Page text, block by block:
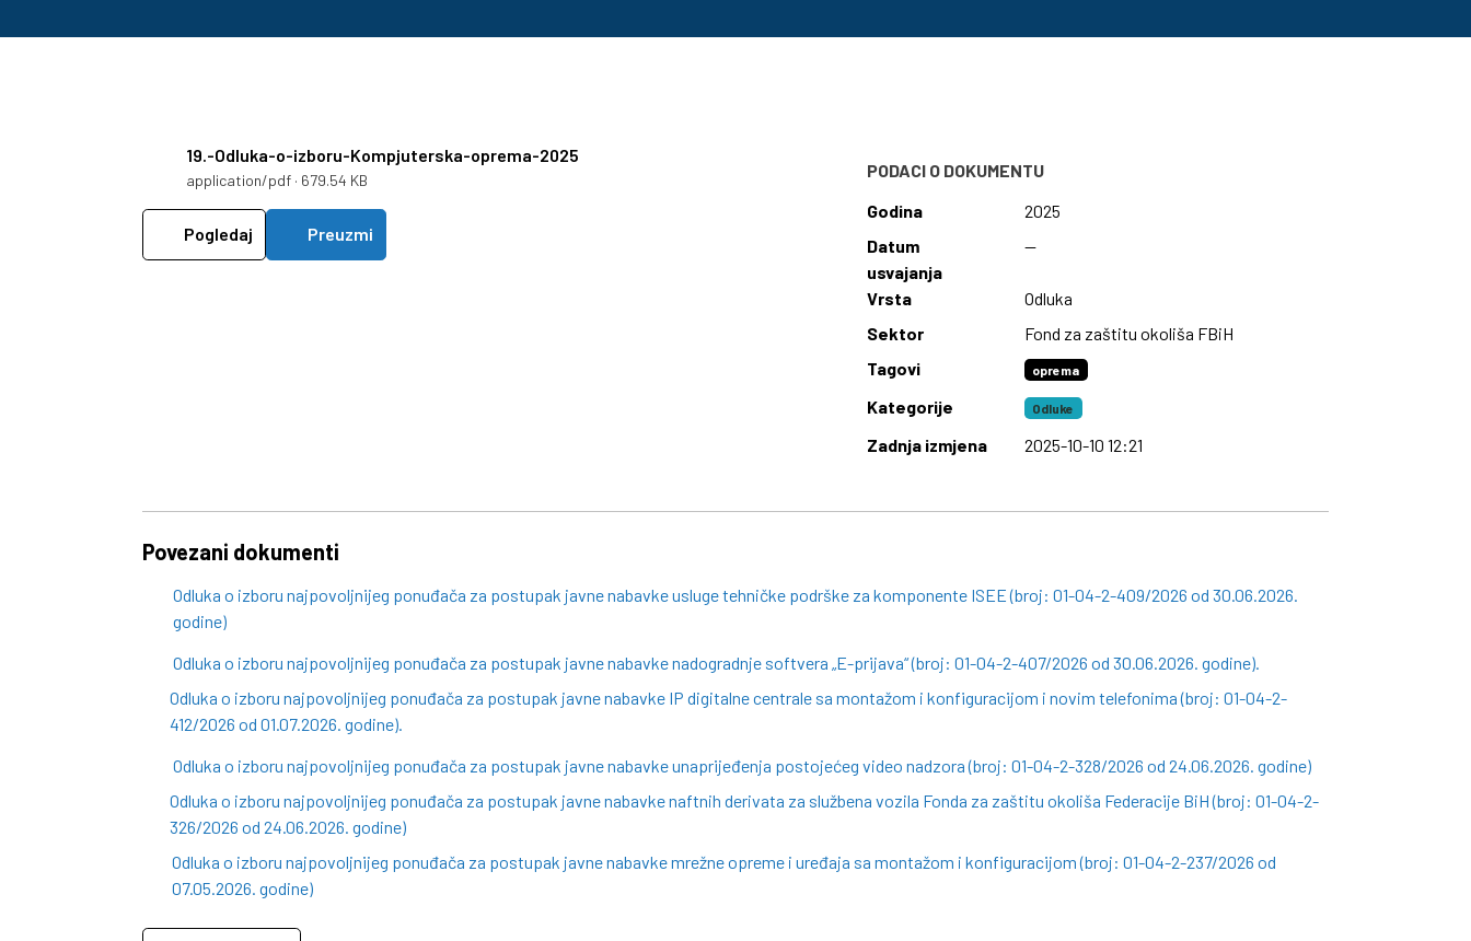
19.-Odluka-o-izboru-Kompjuterska-oprema-2025
application/pdf · 679.54 KB
Pogledaj Preuzmi
PODACI O DOKUMENTU
Godina
2025
Datum
usvajanja
—
Vrsta
Odluka
Sektor
Fond za zaštitu okoliša FBiH
Tagovi
oprema
Kategorije Odluke
Zadnja izmjena 2025-10-10 12:21
Povezani dokumenti
Odluka o izboru najpovoljnijeg ponuđača za postupak javne nabavke usluge tehničke podrške za komponente ISEE (broj: 01-04-2-409/2026 od 30.06.2026.
godine)
Odluka o izboru najpovoljnijeg ponuđača za postupak javne nabavke nadogradnje softvera „E-prijava“ (broj: 01-04-2-407/2026 od 30.06.2026. godine).
Odluka o izboru najpovoljnijeg ponuđača za postupak javne nabavke IP digitalne centrale sa montažom i konfiguracijom i novim telefonima (broj: 01-04-2-
412/2026 od 01.07.2026. godine).
Odluka o izboru najpovoljnijeg ponuđača za postupak javne nabavke unaprijeđenja postojećeg video nadzora (broj: 01-04-2-328/2026 od 24.06.2026. godine)
Odluka o izboru najpovoljnijeg ponuđača za postupak javne nabavke naftnih derivata za službena vozila Fonda za zaštitu okoliša Federacije BiH (broj: 01-04-2-
326/2026 od 24.06.2026. godine)
Odluka o izboru najpovoljnijeg ponuđača za postupak javne nabavke mrežne opreme i uređaja sa montažom i konfiguracijom (broj: 01-04-2-237/2026 od
07.05.2026. godine)